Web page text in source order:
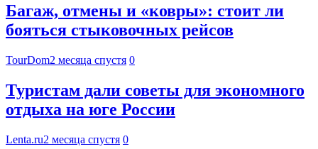
Багаж, отмены и «ковры»: стоит ли
бояться стыковочных рейсов
TourDom2 месяца спустя 0
Туристам дали советы для экономного
отдыха на юге России
Lenta.ru2 месяца спустя 0